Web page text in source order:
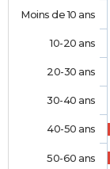
Moins de 10 ans
10-20 ans
20-30 ans
30-40 ans
40-50 ans
50-60 ans